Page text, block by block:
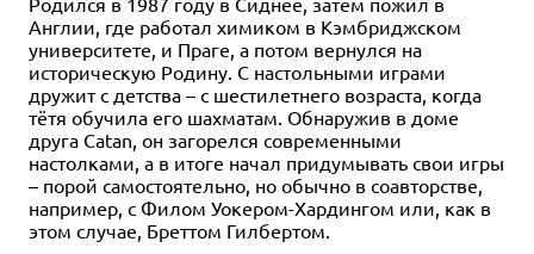
Англии, где работал химиком в Кэмбриджском
университете, и Праге, а потом вернулся на
историческую Родину. С настольными играми
дружит с детства – с шестилетнего возраста, когда
тётя обучила его шахматам. Обнаружив в доме
друга Catan, он загорелся современными
настолками, а в итоге начал придумывать свои игры
– порой самостоятельно, но обычно в соавторстве,
например, с Филом Уокером-Хардингом или, как в
этом случае, Бреттом Гилбертом.